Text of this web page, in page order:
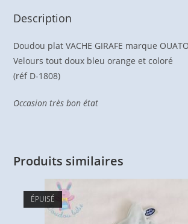
Description
Doudou plat VACHE GIRAFE marque
Velours tout doux bleu orange et coloré
(réf D-1808)
Occasion très bon état
Produits similaires
ÉPUISÉ